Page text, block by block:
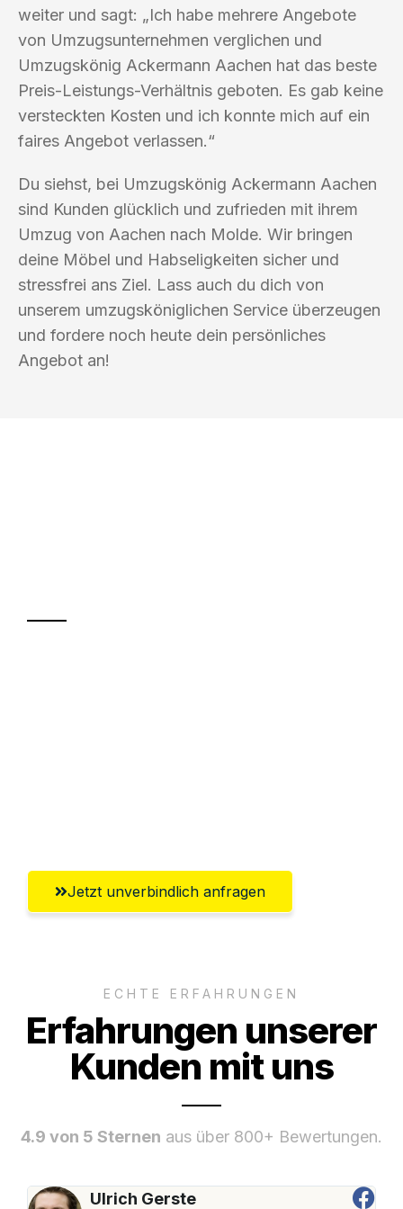
weiter und sagt: „Ich habe mehrere Angebote
von Umzugsunternehmen verglichen und
Umzugskönig Ackermann Aachen hat das beste
Preis-Leistungs-Verhältnis geboten. Es gab keine
versteckten Kosten und ich konnte mich auf ein
faires Angebot verlassen.“
Du siehst, bei Umzugskönig Ackermann Aachen
sind Kunden glücklich und zufrieden mit ihrem
Umzug von Aachen nach Molde. Wir bringen
deine Möbel und Habseligkeiten sicher und
stressfrei ans Ziel. Lass auch du dich von
unserem umzugsköniglichen Service überzeugen
und fordere noch heute dein persönliches
Angebot an!
Jetzt unverbindlich anfragen
ECHTE ERFAHRUNGEN
Erfahrungen unserer
Kunden mit uns
4.9 von 5 Sternen aus über 800+ Bewertungen.
Ulrich Gerste